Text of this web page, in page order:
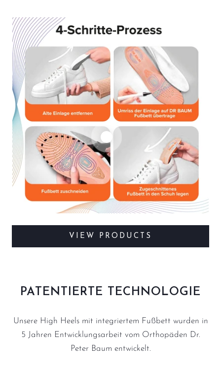
VIEW PRODUCTS
PATENTIERTE TECHNOLOGIE
Unsere High Heels mit integriertem Fußbett wurden in
5 Jahren Entwicklungsarbeit vom Orthopäden Dr.
Peter Baum entwickelt.